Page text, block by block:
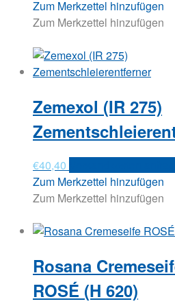
Zum Merkzettel hinzufügen
Zum Merkzettel hinzufügen
Zemexol (IR 275)
€40,40
Zum Merkzettel hinzufügen
Zum Merkzettel hinzufügen
Rosana
ROSÉ (H 620)